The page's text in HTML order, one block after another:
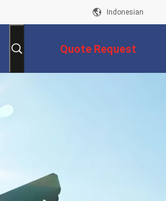
Indonesian
Quote Request